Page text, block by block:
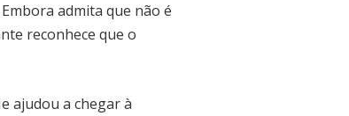
admita que não é
reconhece que o
ajudou a chegar à